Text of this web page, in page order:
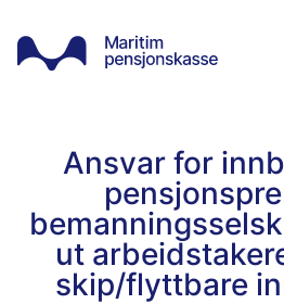
innhold
Ansvar for
ut
skip/flyttbare